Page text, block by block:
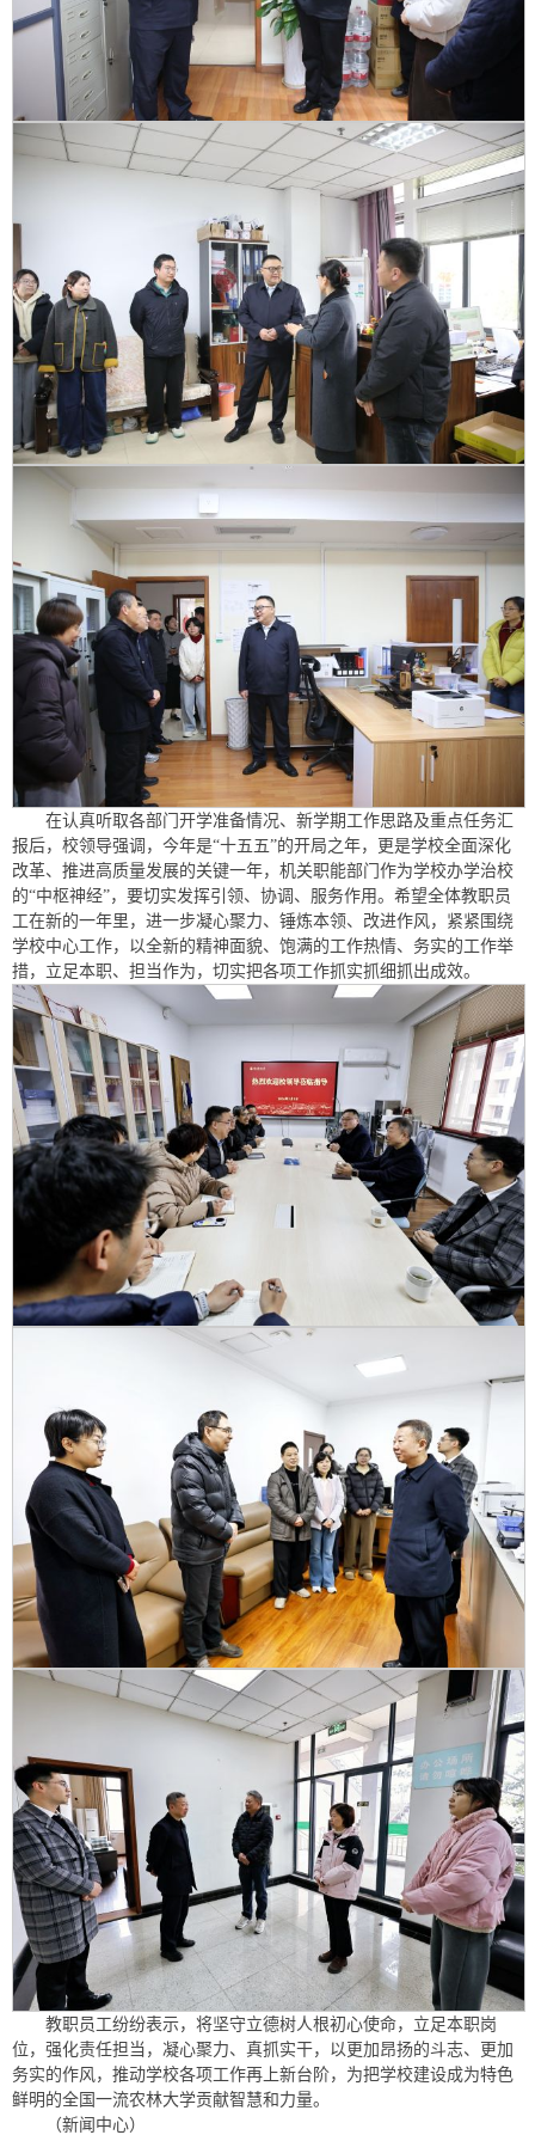
在认真听取各部门开学准备情况、新学期工作思路及重点任务汇
报后，校领导强调，今年是“十五五”的开局之年，更是学校全面深化
改革、推进高质量发展的关键一年，机关职能部门作为学校办学治校
的“中枢神经”，要切实发挥引领、协调、服务作用。希望全体教职员
工在新的一年里，进一步凝心聚力、锤炼本领、改进作风，紧紧围绕
学校中心工作，以全新的精神面貌、饱满的工作热情、务实的工作举
措，立足本职、担当作为，切实把各项工作抓实抓细抓出成效。
教职员工纷纷表示，将坚守立德树人根初心使命，立足本职岗
位，强化责任担当，凝心聚力、真抓实干，以更加昂扬的斗志、更加
务实的作风，推动学校各项工作再上新台阶，为把学校建设成为特色
鲜明的全国一流农林大学贡献智慧和力量。
（新闻中心）